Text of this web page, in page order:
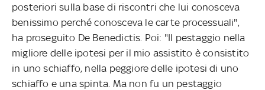
posteriori sulla base di riscontri che lui conosceva
benissimo perché conosceva le carte processuali",
ha proseguito De Benedictis. Poi: "Il pestaggio nella
migliore delle ipotesi per il mio assistito è consistito
in uno schiaffo, nella peggiore delle ipotesi di uno
schiaffo e una spinta. Ma non fu un pestaggio